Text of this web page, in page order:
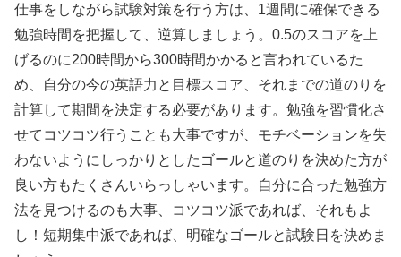
仕事をしながら試験対策を行う方は、1週間に確保できる
勉強時間を把握して、逆算しましょう。0.5のスコアを上
げるのに200時間から300時間かかると言われているた
め、自分の今の英語力と目標スコア、それまでの道のりを
計算して期間を決定する必要があります。勉強を習慣化さ
せてコツコツ行うことも大事ですが、モチベーションを失
わないようにしっかりとしたゴールと道のりを決めた方が
良い方もたくさんいらっしゃいます。自分に合った勉強方
法を見つけるのも大事、コツコツ派であれば、それもよ
し！短期集中派であれば、明確なゴールと試験日を決めま